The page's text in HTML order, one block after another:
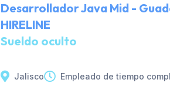
Desarrollador Java Mid -
HIRELINE
Sueldo oculto
Jalisco Empleado de tiempo